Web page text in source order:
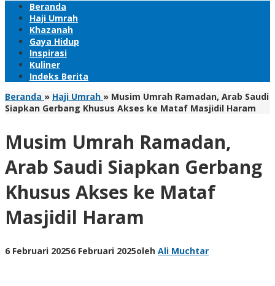
Beranda
Haji Umrah
Khazanah
Gaya Hidup
Inspirasi
Kuliner
Indeks Berita
Beranda » Haji Umrah » Musim Umrah Ramadan, Arab Saudi
Siapkan Gerbang Khusus Akses ke Mataf Masjidil Haram
Musim Umrah Ramadan,
Arab Saudi Siapkan Gerbang
Khusus Akses ke Mataf
Masjidil Haram
6 Februari 20256 Februari 2025oleh Ali Muchtar